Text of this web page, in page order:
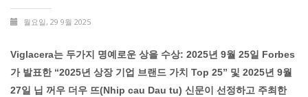
월요일, 29 9월 2025
Viglacera는 두가지 명예로운 상을 수상: 2025년 9월 25일 Forbes
가 발표한 “2025년 상장 기업 브랜드 가치 Top 25” 및 2025년 9월
27일 닙 꺼우 더우 뜨(Nhip cau Dau tu) 신문이 선정하고 주최한